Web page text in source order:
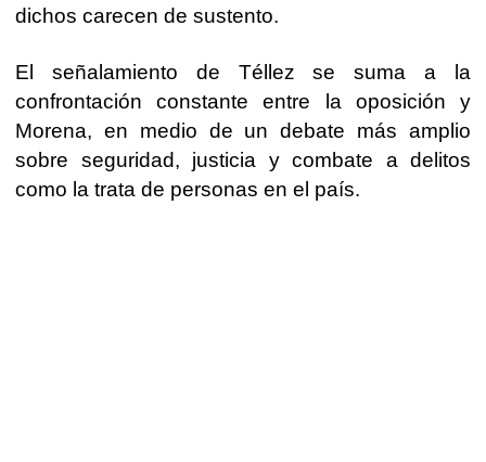
dichos carecen de sustento.
El señalamiento de Téllez se suma a la
confrontación constante entre la oposición y
Morena, en medio de un debate más amplio
sobre seguridad, justicia y combate a delitos
como la trata de personas en el país.